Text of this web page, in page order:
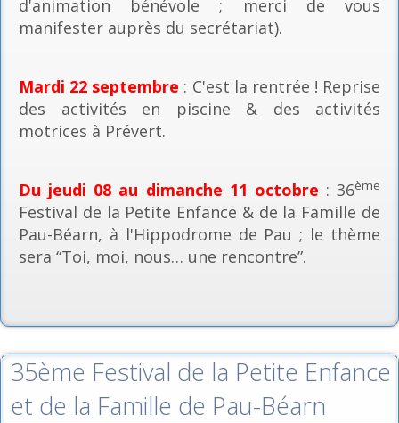
d'animation bénévole ; merci de vous
manifester auprès du secrétariat).
Mardi 22 septembre : C'est la rentrée ! Reprise
des activités en piscine & des activités
motrices à Prévert.
Du jeudi 08 au dimanche 11 octobre : 36ème
Festival de la Petite Enfance & de la Famille de
Pau-Béarn, à l'Hippodrome de Pau ; le thème
sera “Toi, moi, nous… une rencontre”.
35ème Festival de la Petite Enfance
et de la Famille de Pau-Béarn